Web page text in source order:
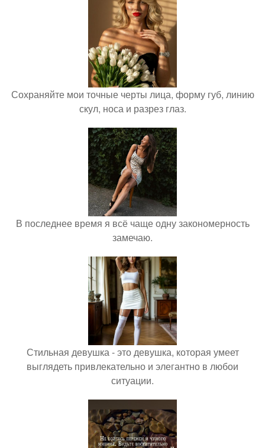
Сохраняйте мои точные черты лица, форму губ, линию
скул, носа и разрез глаз.
В последнее время я всё чаще одну закономерность
замечаю.
Стильная девушка - это девушка, которая умеет
выглядеть привлекательно и элегантно в любои
ситуации.